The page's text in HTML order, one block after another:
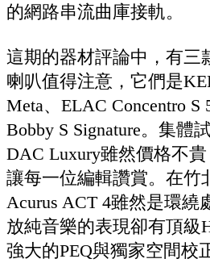
的網路串流曲庫接軌。
這期的器材評論中，有三
喇叭值得注意，它們是
Meta、ELAC Concentro S
Bobby S Signature。集體
DAC Luxury雖然價格不
讓每一位編輯讚賞。在竹
Acurus ACT 4雖然是環繞
放純音樂的表現卻有頂級
強大的PEQ與獨家空間校